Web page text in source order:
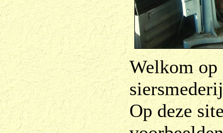
Welkom op
Op deze